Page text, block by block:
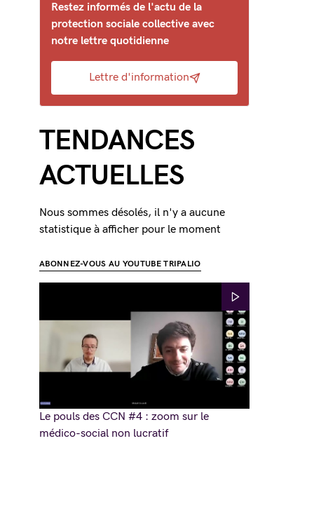
Restez informés de l'actu de la
protection sociale collective avec
notre lettre quotidienne
Lettre d'information
TENDANCES
ACTUELLES
Nous sommes désolés, il n'y a aucune
statistique à afficher pour le moment
ABONNEZ-VOUS AU YOUTUBE TRIPALIO
Le pouls des CCN #4 : zoom sur le
médico-social non lucratif